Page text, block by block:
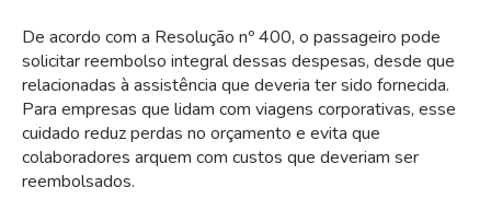
De acordo com a Resolução nº 400, o passageiro pode
solicitar reembolso integral dessas despesas, desde que
relacionadas à assistência que deveria ter sido fornecida.
Para empresas que lidam com viagens corporativas, esse
cuidado reduz perdas no orçamento e evita que
colaboradores arquem com custos que deveriam ser
reembolsados.